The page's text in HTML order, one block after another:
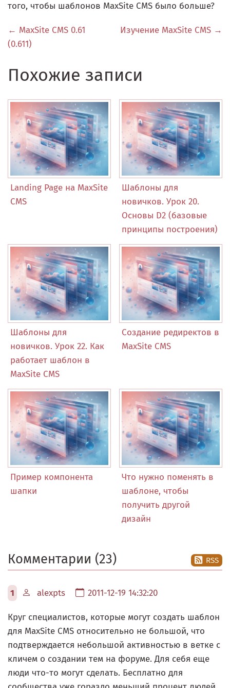
того, чтобы шаблонов MaxSite CMS было больше?
← MaxSite CMS 0.61
(0.611)
Изучение MaxSite CMS →
Похожие записи
Landing Page на MaxSite
CMS
Шаблоны для
новичков. Урок 20.
Основы D2 (базовые
принципы построения)
Шаблоны для
новичков. Урок 22. Как
работает шаблон в
MaxSite CMS
Создание редиректов в
MaxSite CMS
Пример компонента
шапки
Что нужно поменять в
шаблоне, чтобы
получить другой
дизайн
Комментарии (23) RSS
1 alexpts 2011-12-19 14:32:20
Круг специалистов, которые могут создать шаблон
для MaxSite CMS относительно не большой, что
подтверждается небольшой активностью в ветке с
кличем о создании тем на форуме. Для себя еще
люди что-то могут сделать. Бесплатно для